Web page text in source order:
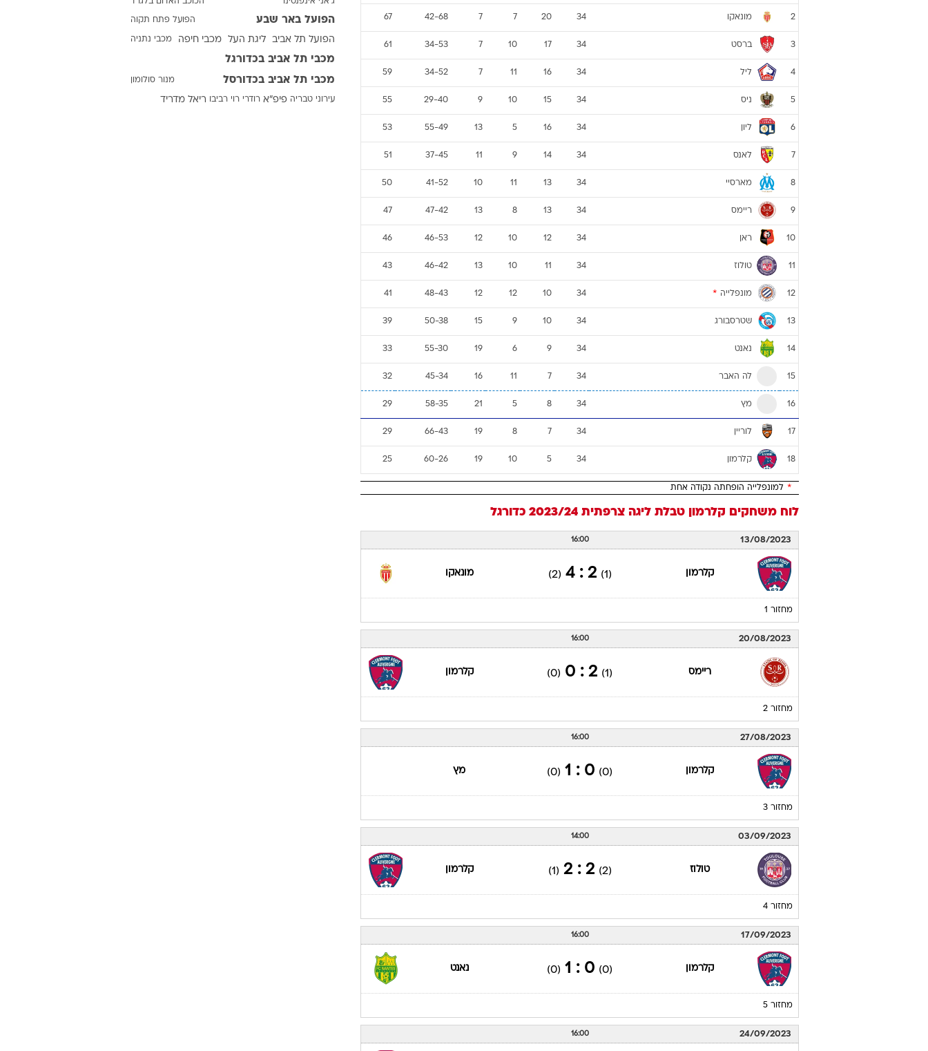
ענפים נוספים
כתבו לנו
2 מונאקו 34
20
7
7
42-68
67
3 ברסט 34
17
10
7
34-53
61
4 ליל 34
16
11
7
34-52
59
5 ניס 34
15
10
9
29-40
55
6 ליון 34
16
5
13
55-49
53
7 לאנס 34
14
9
11
37-45
51
8 מארסיי 34
13
11
10
41-52
50
9 ריימס 34
13
8
13
47-42
47
10 ראן 34
12
10
12
46-53
46
11 טולוז 34
11
10
13
46-42
43
12 מונפלייה *
34
10
12
12
48-43
41
13 שטרסבורג 34
10
9
15
50-38
39
14 נאנט 34
9
6
19
55-30
33
15 לה האבר 34
7
11
16
45-34
32
16 מץ 34
8
5
21
58-35
29
17 לוריין 34
7
8
19
66-43
29
18 קלרמון 34
5
10
19
60-26
25
* למונפלייה הופחתה נקודה אחת
לוח משחקים קלרמון טבלת ליגה צרפתית 2023/24 כדורגל
13/08/2023
16:00
קלרמון (1)
2 : 4
(2) מונאקו
מחזור 1
20/08/2023
16:00
ריימס (1)
2 : 0
(0) קלרמון
מחזור 2
27/08/2023
16:00
קלרמון (0)
0 : 1
(0) מץ
מחזור 3
03/09/2023
14:00
טולוז (2)
2 : 2
(1) קלרמון
מחזור 4
17/09/2023
16:00
קלרמון (0)
0 : 1
(0) נאנט
מחזור 5
24/09/2023
16:00
הפועל באר שבע הפועל פתח תקוה
הפועל תל אביב ליגת העל מכבי חיפה מכבי נתניה
מכבי תל אביב בכדורגל
מכבי תל אביב בכדורסל
מנור סולומון
עירוני טבריה פיפ"א רודרי רוי רביבו ריאל מדריד